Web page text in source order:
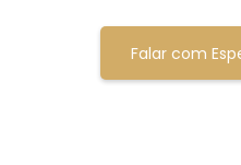
Falar com